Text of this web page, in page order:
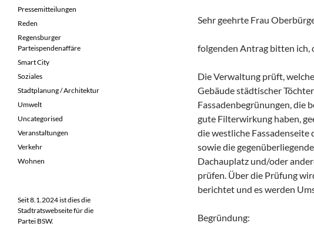
Sehr geehrte Frau
folgenden Antrag bitten ich,
Die Verwaltung prüft,
Gebäude städtischer
Fassadenbegrünungen, die
gute Filterwirkung haben,
die westliche Fassadenseite
sowie die
Dachauplatz und/oder
prüfen. Über die Prüfung
berichtet und es werden
Begründung:
Pressemitteilungen
Reden
Regensburger
Parteispendenaffäre
Smart City
Soziales
Stadtplanung / Architektur
Umwelt
Uncategorised
Veranstaltungen
Verkehr
Wohnen
Seit 8.1.2024 ist dies die
Stadtratswebseite für die
Partei BSW.